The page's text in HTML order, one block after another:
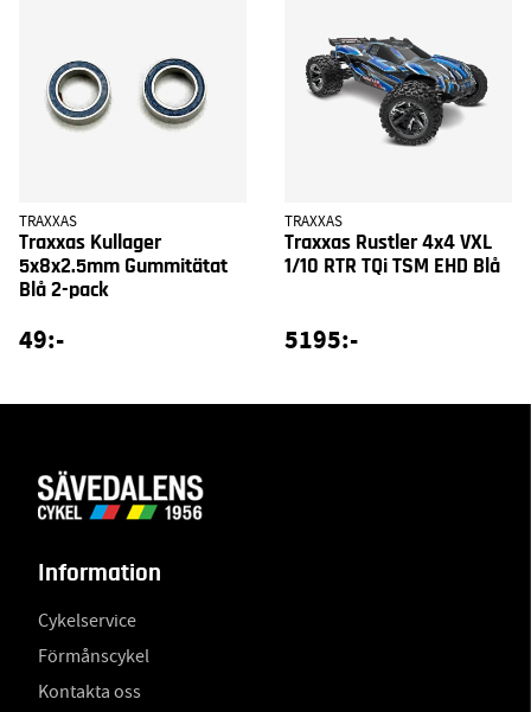
TRAXXAS
Traxxas Kullager
5x8x2.5mm Gummitätat
Blå 2-pack
49:-
TRAXXAS
Traxxas Rustler 4x4 VXL
1/10 RTR TQi TSM EHD Blå
5195:-
Information
Cykelservice
Förmånscykel
Kontakta oss